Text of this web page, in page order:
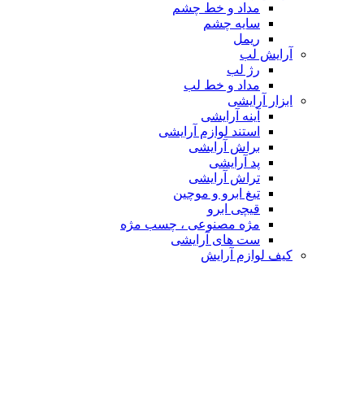
مداد و خط چشم
سایه چشم
ریمل
آرایش لب
رژ لب
مداد و خط لب
ابزار آرایشی
آینه آرایشی
استند لوازم آرایشی
براش آرایشی
پد آرایشی
تراش آرایشی
تیغ ابرو و موچین
قیچی ابرو
مژه مصنوعی ، چسب مژه
ست های آرایشی
کیف لوازم آرایش